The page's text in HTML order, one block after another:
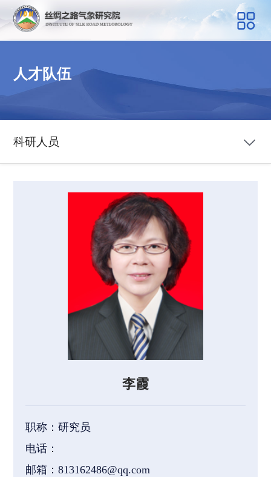
人才队伍
科研人员
李霞
职称：研究员
电话：
邮箱：813162486@qq.com